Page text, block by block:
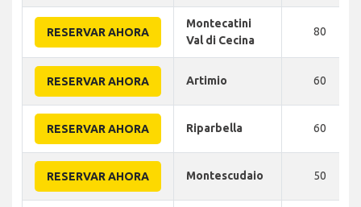
RESERVAR AHORA
Montecatini
Val di Cecina
80
RESERVAR AHORA Artimio 60
RESERVAR AHORA Riparbella 60
RESERVAR AHORA Montescudaio 50